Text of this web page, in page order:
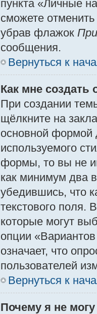
пункта «Личные
сможете
убрав флажок
сообщения.
Вернуться к
Как мне создать
При создании
щёлкните на
основной формой
используемого
формы, то вы не
как минимум два
убедившись, что
текстового поля.
которые могут
опции
означает, что
пользователей
Вернуться к
Почему я не